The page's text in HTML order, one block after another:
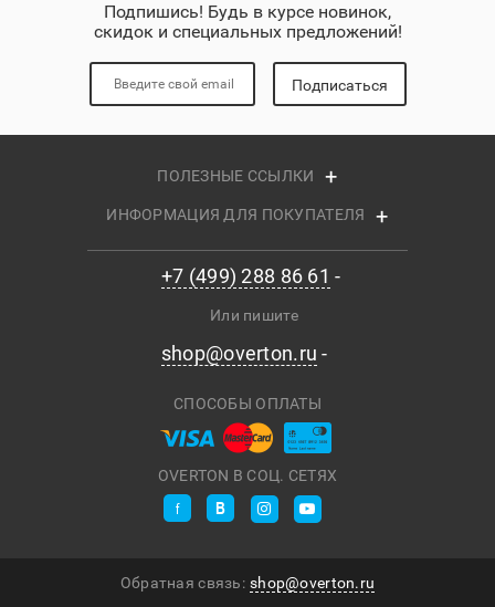
Подпишись! Будь в курсе новинок,
скидок и специальных предложений!
Подписаться
ПОЛЕЗНЫЕ ССЫЛКИ
ИНФОРМАЦИЯ ДЛЯ ПОКУПАТЕЛЯ
+7 (499) 288 86 61
Или пишите
shop@overton.ru
OVERTON В СОЦ. СЕТЯХ
СПОСОБЫ ОПЛАТЫ
Обратная связь: shop@overton.ru